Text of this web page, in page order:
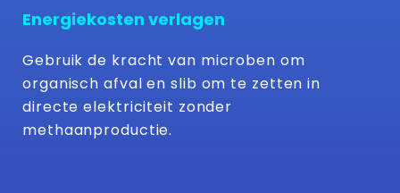
Energiekosten verlagen
Gebruik de kracht van microben om
organisch afval en slib om te zetten in
directe elektriciteit zonder
methaanproductie.